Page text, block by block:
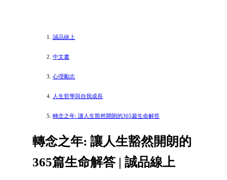
誠品線上
中文書
心理勵志
人生哲學與自我成長
轉念之年: 讓人生豁然開朗的365篇生命解答
轉念之年: 讓人生豁然開朗的
365篇生命解答 | 誠品線上